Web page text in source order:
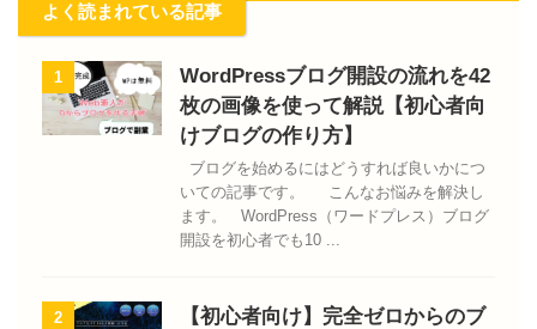
よく読まれている記事
1
WordPressブログ開設の流れを42
枚の画像を使って解説【初心者向
けブログの作り方】
ブログを始めるにはどうすれば良いかにつ
いての記事です。 こんなお悩みを解決し
ます。 WordPress（ワードプレス）ブログ
開設を初心者でも10 ...
2
【初心者向け】完全ゼロからのブ